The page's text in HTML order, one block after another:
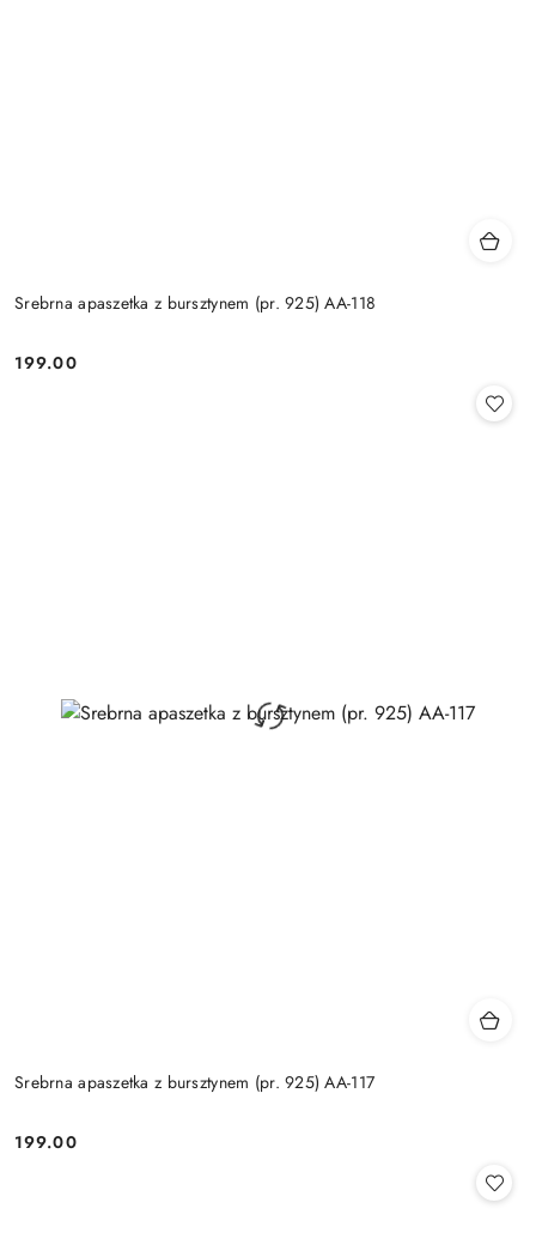
Srebrna apaszetka z bursztynem (pr. 925) AA-118
Cena:
199.00
Srebrna apaszetka z bursztynem (pr. 925) AA-117
Cena:
199.00